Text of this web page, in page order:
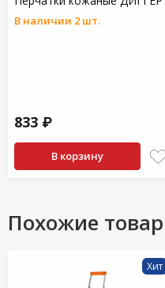
В наличии 2 шт.
833 ₽
В корзину
Похожие
Хит